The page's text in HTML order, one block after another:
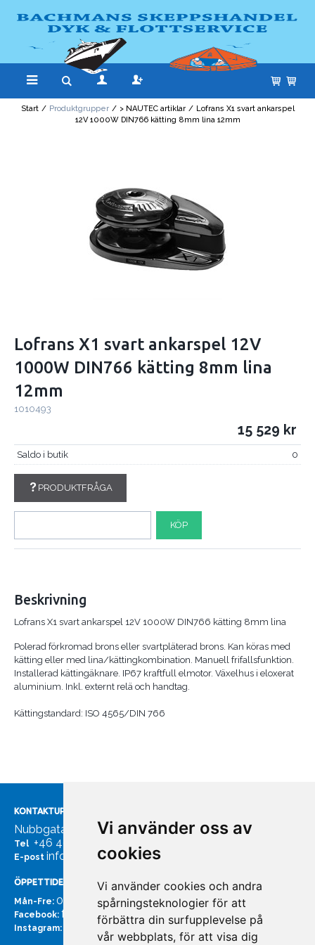
Vi använder oss av
cookies
Vi använder cookies och andra
spårningsteknologier för att
förbättra din surfupplevelse på
vår webbplats, för att visa dig
Start / Produktgrupper / > NAUTEC artiklar / Lofrans X1 svart ankarspel
12V 1000W DIN766 kätting 8mm lina 12mm
Lofrans X1 svart ankarspel 12V
1000W DIN766 kätting 8mm lina
12mm
1010493
15 529
Saldo i butik 0
PRODUKTFRÅGA
KÖP
Beskrivning
Lofrans X1 svart ankarspel 12V 1000W DIN766 kätting 8mm lina
Polerad förkromad brons eller svartpläterad brons. Kan köras med
kätting eller med lina/kättingkombination. Manuell frifallsfunktion.
Installerad kättingäknare. IP67 kraftfull elmotor. Växelhus i eloxerat
aluminium. Inkl. externt relä och handtag.
Kättingstandard: ISO 4565/DIN 766
KONTAKTUPPGIFTER
Nubbgatan 7, 211 24 Malmö
Tel +46 40185561
E-post info@bachmans.se
ÖPPETTIDER
Mån-Fre: 07:00 - 16:00
Facebook: facebook.com/bachmans.se
Instagram: instagram.com/bachmans.se